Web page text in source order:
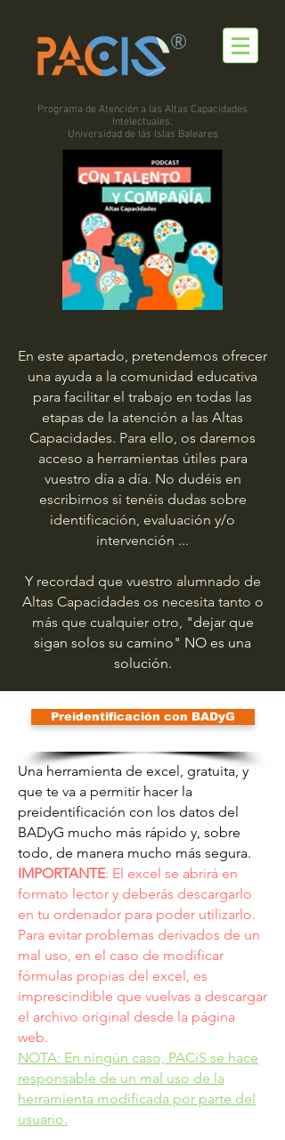
®
Programa de Atención a las Altas Capacidades
Intelectuales.
Universidad de las Islas Baleares
En este apartado, pretendemos ofrecer
una ayuda a la comunidad educativa
para facilitar el trabajo en todas las
etapas de la atención a las Altas
Capacidades. Para ello, os daremos
acceso a herramientas útiles para
vuestro día a día. No dudéis en
escribirnos si tenéis dudas sobre
identificación, evaluación y/o
intervención ...
Y recordad que vuestro alumnado de
Altas Capacidades os necesita tanto o
más que cualquier otro, "dejar que
sigan solos su camino" NO es una
solución.
Preidentificación con BADyG
Una herramienta de excel, gratuita, y
que te va a permitir hacer la
preidentificación con los datos del
BADyG mucho más rápido y, sobre
todo, de manera mucho más segura.
IMPORTANTE: El excel se abrirá en
formato lector y deberás descargarlo
en tu ordenador para poder utilizarlo.
Para evitar problemas derivados de un
mal uso, en el caso de modificar
fórmulas propias del excel, es
imprescindible que vuelvas a descargar
el archivo original desde la página
web.
NOTA: En ningún caso, PACiS se hace
responsable de un mal uso de la
herramienta modificada por parte del
usuario.